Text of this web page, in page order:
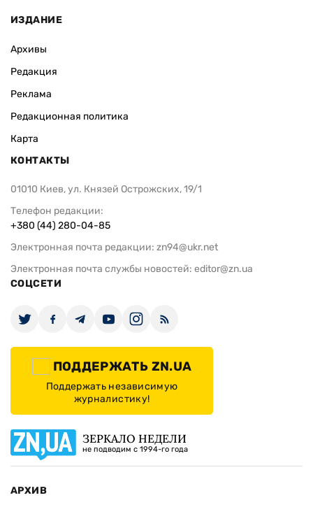
ИЗДАНИЕ
Архивы
Редакция
Реклама
Редакционная политика
Карта
КОНТАКТЫ
01010 Киев, ул. Князей Острожских, 19/1
Телефон редакции:
+380 (44) 280-04-85
Электронная почта редакции: zn94@ukr.net
Электронная почта службы новостей: editor@zn.ua
СОЦСЕТИ
ПОДДЕРЖАТЬ ZN.UA
Поддержать независимую
журналистику!
ЗЕРКАЛО НЕДЕЛИ
не подводим с 1994-го года
АРХИВ